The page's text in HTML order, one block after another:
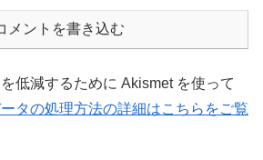
メントを書き込む
低減するために Akismet を使って
タの処理方法の詳細はこちらをご覧